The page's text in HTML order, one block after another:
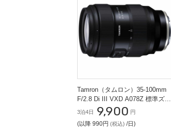
Tamron（タムロン）35-100mm
F/2.8 Di III VXD A078Z 標準ズー
ムレンズ (Nikon Zマウント用)
3泊4日 9,900 円
(以降 990円 (税込) /日)